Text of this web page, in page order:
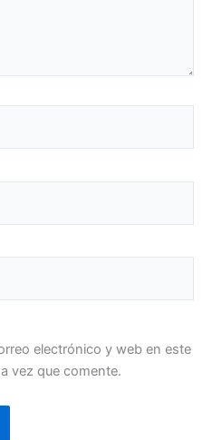
electrónico y web en este
vez que comente.